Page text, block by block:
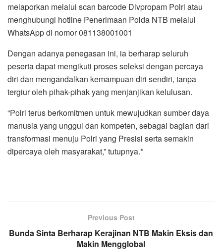
melaporkan melalui scan barcode Divpropam Polri atau
menghubungi hotline Penerimaan Polda NTB melalui
WhatsApp di nomor 081138001001
Dengan adanya penegasan ini, ia berharap seluruh
peserta dapat mengikuti proses seleksi dengan percaya
diri dan mengandalkan kemampuan diri sendiri, tanpa
tergiur oleh pihak-pihak yang menjanjikan kelulusan.
“Polri terus berkomitmen untuk mewujudkan sumber daya
manusia yang unggul dan kompeten, sebagai bagian dari
transformasi menuju Polri yang Presisi serta semakin
dipercaya oleh masyarakat,” tutupnya.*
Previous Post
Bunda Sinta Berharap Kerajinan NTB Makin Eksis dan
Makin Mengglobal